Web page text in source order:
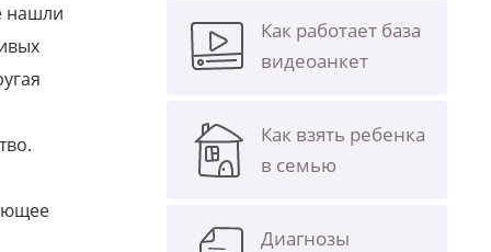
нашли
Как работает база
видеоанкет
Как взять ребенка
в семью
Диагнозы